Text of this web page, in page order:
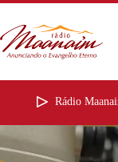
Rádio